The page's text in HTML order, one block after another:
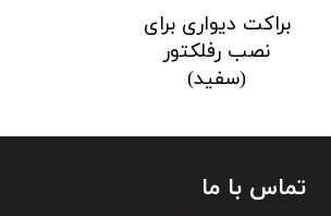
براکت دیواری برای
نصب رفلکتور
(سفید)
تماس با ما